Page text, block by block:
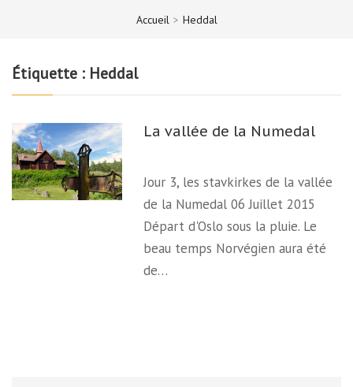
Accueil > Heddal
Étiquette : Heddal
La vallée de la Numedal
Jour 3, les stavkirkes de la vallée
de la Numedal 06 Juillet 2015
Départ d'Oslo sous la pluie. Le
beau temps Norvégien aura été
de…